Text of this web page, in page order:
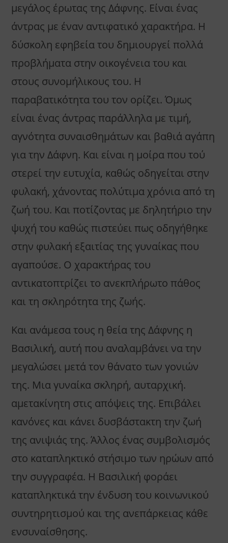
μεγάλος έρωτας της Δάφνης. Είναι ένας
άντρας με έναν αντιφατικό χαρακτήρα. Η
δύσκολη εφηβεία του δημιουργεί πολλά
προβλήματα στην οικογένεια του και
στους συνομήλικους του. Η
παραβατικότητα του τον ορίζει. Όμως
είναι ένας άντρας παράλληλα με τιμή,
αγνότητα συναισθημάτων και βαθιά αγάπη
για την Δάφνη. Και είναι η μοίρα που τού
στερεί την ευτυχία, καθώς οδηγείται στην
φυλακή, χάνοντας πολύτιμα χρόνια από τη
ζωή του. Και ποτίζοντας με δηλητήριο την
ψυχή του καθώς πιστεύει πως οδηγήθηκε
στην φυλακή εξαιτίας της γυναίκας που
αγαπούσε. Ο χαρακτήρας του
αντικατοπτρίζει το ανεκπλήρωτο πάθος
και τη σκληρότητα της ζωής.
Και ανάμεσα τους η θεία της Δάφνης η
Βασιλική, αυτή που αναλαμβάνει να την
μεγαλώσει μετά τον θάνατο των γονιών
της. Μια γυναίκα σκληρή, αυταρχική.
αμετακίνητη στις απόψεις της. Επιβάλει
κανόνες και κάνει δυσβάστακτη την ζωή
της ανιψιάς της. Άλλος ένας συμβολισμός
στο καταπληκτικό στήσιμο των ηρώων από
την συγγραφέα. Η Βασιλική φοράει
καταπληκτικά την ένδυση του κοινωνικού
συντηρητισμού και της ανεπάρκειας κάθε
ενσυναίσθησης.